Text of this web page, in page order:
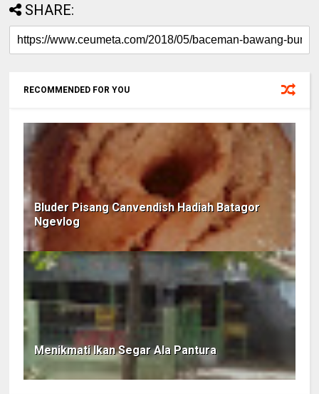
SHARE:
RECOMMENDED FOR YOU
Bluder Pisang Canvendish Hadiah Batagor
Ngevlog
Menikmati Ikan Segar Ala Pantura